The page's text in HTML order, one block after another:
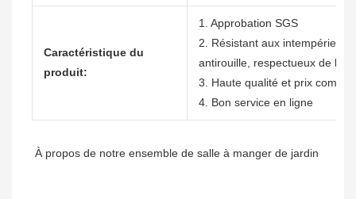
Caractéristique du
produit:
1. Approbation SGS
2. Résistant aux intempéries,
antirouille, respectueux de
3. Haute qualité et prix
4. Bon service en ligne
À propos de notre ensemble de salle à manger de jardin